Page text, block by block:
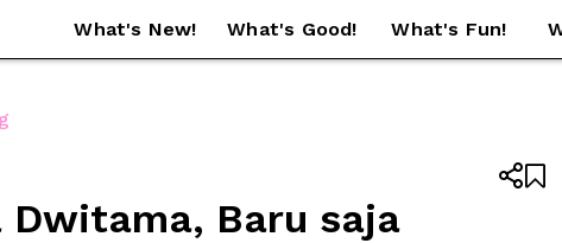
What's New! What's Good! What's Fun!
Baru saja

